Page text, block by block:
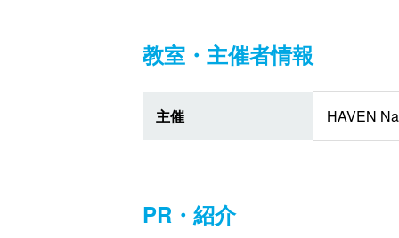
教室・主催者情報
主催 HAVEN
PR・紹介